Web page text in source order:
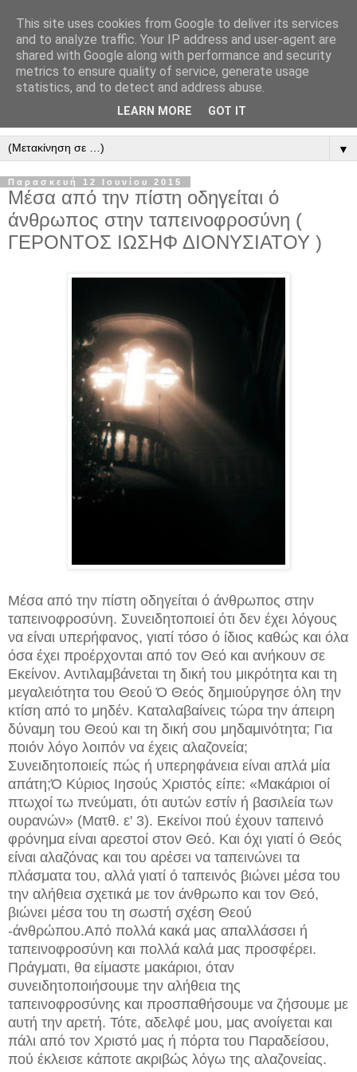
" Εξομολογεῖσθε τῶ Κυρίῳ
"
ὃτι ἀγαθός, ὃτι εἰς τόν αἰῶνα τό ἔλεος αὐτοῦ. Αλληλούϊα.
▼
Παρασκευή 12 Ιουνίου 2015
Μέσα από την πίστη οδηγείται ό
άνθρωπος στην ταπεινοφροσύνη (
ΓΕΡΟΝΤΟΣ ΙΩΣΗΦ ΔΙΟΝΥΣΙΑΤΟΥ )
Μέσα από την πίστη οδηγείται ό άνθρωπος στην
ταπεινοφροσύνη. Συνειδητοποιεί ότι δεν έχει λόγους
να είναι υπερήφανος, γιατί τόσο ό ίδιος καθώς και όλα
όσα έχει προέρχονται από τον Θεό και ανήκουν σε
Εκείνον. Αντιλαμβάνεται τη δική του μικρότητα και τη
μεγαλειότητα του Θεού Ό Θεός δημιούργησε όλη την
κτίση από το μηδέν. Καταλαβαίνεις τώρα την άπειρη
δύναμη του Θεού και τη δική σου μηδαμινότητα; Για
ποιόν λόγο λοιπόν να έχεις αλαζονεία;
Συνειδητοποιείς πώς ή υπερηφάνεια είναι απλά μία
απάτη;Ό Κύριος Ιησούς Χριστός είπε: «Μακάριοι οί
πτωχοί τω πνεύματι, ότι αυτών εστίν ή βασιλεία των
ουρανών» (Ματθ. ε' 3). Εκείνοι πού έχουν ταπεινό
φρόνημα είναι αρεστοί στον Θεό. Και όχι γιατί ό Θεός
είναι αλαζόνας και του αρέσει να ταπεινώνει τα
πλάσματα του, αλλά γιατί ό ταπεινός βιώνει μέσα του
την αλήθεια σχετικά με τον άνθρωπο και τον Θεό,
βιώνει μέσα του τη σωστή σχέση Θεού
-άνθρώπου.Από πολλά κακά μας απαλλάσσει ή
ταπεινοφροσύνη και πολλά καλά μας προσφέρει.
Πράγματι, θα είμαστε μακάριοι, όταν
συνειδητοποιήσουμε την αλήθεια της
ταπεινοφροσύνης και προσπαθήσουμε να ζήσουμε με
αυτή την αρετή. Τότε, αδελφέ μου, μας ανοίγεται και
πάλι από τον Χριστό μας ή πόρτα του Παραδείσου,
πού έκλεισε κάποτε ακριβώς λόγω της αλαζονείας.
This site uses cookies from Google to deliver its services
and to analyze traffic. Your IP address and user-agent are
shared with Google along with performance and security
metrics to ensure quality of service, generate usage
statistics, and to detect and address abuse.
LEARN MORE GOT IT